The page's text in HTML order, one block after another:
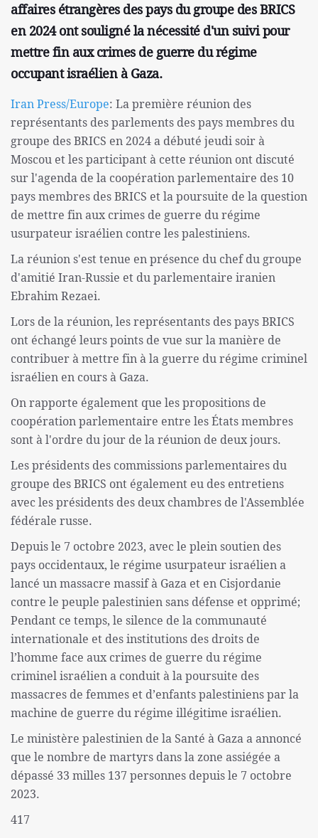
affaires étrangères des pays du groupe des BRICS
en 2024 ont souligné la nécessité d'un suivi pour
mettre fin aux crimes de guerre du régime
occupant israélien à Gaza.
Iran Press/Europe: La première réunion des
représentants des parlements des pays membres du
groupe des BRICS en 2024 a débuté jeudi soir à
Moscou et les participant à cette réunion ont discuté
sur l'agenda de la coopération parlementaire des 10
pays membres des BRICS et la poursuite de la question
de mettre fin aux crimes de guerre du régime
usurpateur israélien contre les palestiniens.
La réunion s'est tenue en présence du chef du groupe
d'amitié Iran-Russie et du parlementaire iranien
Ebrahim Rezaei.
Lors de la réunion, les représentants des pays BRICS
ont échangé leurs points de vue sur la manière de
contribuer à mettre fin à la guerre du régime criminel
israélien en cours à Gaza.
On rapporte également que les propositions de
coopération parlementaire entre les États membres
sont à l'ordre du jour de la réunion de deux jours.
Les présidents des commissions parlementaires du
groupe des BRICS ont également eu des entretiens
avec les présidents des deux chambres de l'Assemblée
fédérale russe.
Depuis le 7 octobre 2023, avec le plein soutien des
pays occidentaux, le régime usurpateur israélien a
lancé un massacre massif à Gaza et en Cisjordanie
contre le peuple palestinien sans défense et opprimé;
Pendant ce temps, le silence de la communauté
internationale et des institutions des droits de
l’homme face aux crimes de guerre du régime
criminel israélien a conduit à la poursuite des
massacres de femmes et d’enfants palestiniens par la
machine de guerre du régime illégitime israélien.
Le ministère palestinien de la Santé à Gaza a annoncé
que le nombre de martyrs dans la zone assiégée a
dépassé 33 milles 137 personnes depuis le 7 octobre
2023.
417